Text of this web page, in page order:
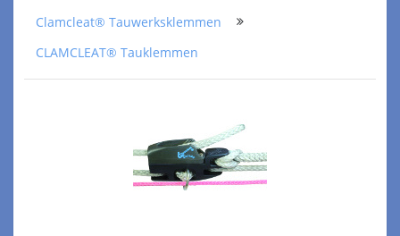
Clamcleat® Tauwerksklemmen
CLAMCLEAT® Tauklemmen